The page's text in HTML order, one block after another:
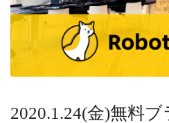
2020.1.24(金)無料